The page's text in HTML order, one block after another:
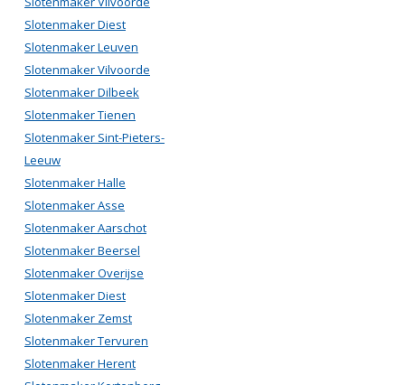
Slotenmaker Diest
Slotenmaker Leuven
Slotenmaker Vilvoorde
Slotenmaker Dilbeek
Slotenmaker Tienen
Slotenmaker Sint-Pieters-
Leeuw
Slotenmaker Halle
Slotenmaker Asse
Slotenmaker Aarschot
Slotenmaker Beersel
Slotenmaker Overijse
Slotenmaker Diest
Slotenmaker Zemst
Slotenmaker Tervuren
Slotenmaker Herent